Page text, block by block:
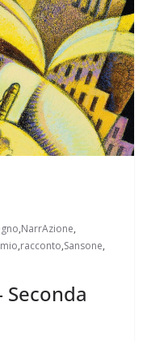
,NarrAzione,
,racconto,Sansone,